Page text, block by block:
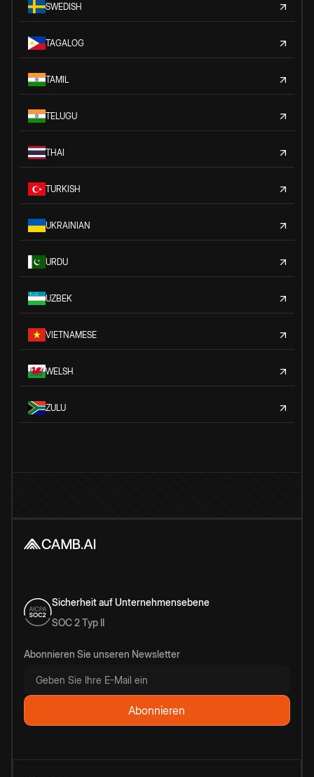
SWEDISH
TAGALOG
TAMIL
TELUGU
THAI
TURKISH
UKRAINIAN
URDU
UZBEK
VIETNAMESE
WELSH
ZULU
Sicherheit auf Unternehmensebene
SOC 2 Typ II
Abonnieren Sie unseren Newsletter